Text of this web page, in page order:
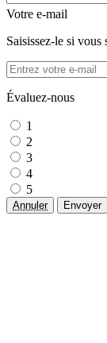
Votre e-mail
Saisissez-le si vous
Évaluez-nous
1
2
3
4
5
Annuler Envoyer